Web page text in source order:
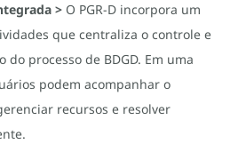
> O PGR-D incorpora um
que centraliza o controle e
processo de BDGD. Em uma
podem acompanhar o
recursos e resolver